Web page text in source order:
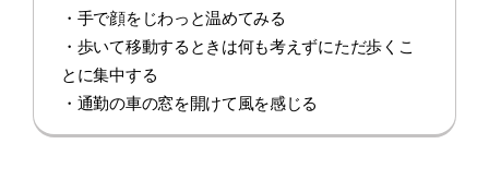
・手で顔をじわっと温めてみる
・歩いて移動するときは何も考えずにただ歩くこ
とに集中する
・通勤の車の窓を開けて風を感じる